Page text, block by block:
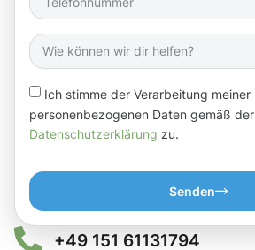
Ich stimme der Verarbeitung meiner
personenbezogenen Daten gemäß der
Datenschutzerklärung zu.
Senden
+49 151 61131794